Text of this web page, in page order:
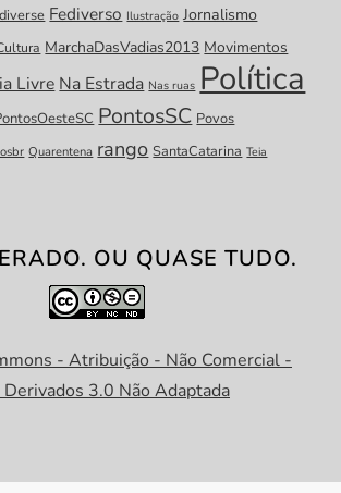
Fediverso Ilustração Jornalismo
MarchaDasVadias2013 Movimentos
Livre Na Estrada Nas ruas Política
PontosSC Povos
Quarentena rango SantaCatarina Teia
OU QUASE TUDO.
- Atribuição - Não Comercial -
Derivados 3.0 Não Adaptada